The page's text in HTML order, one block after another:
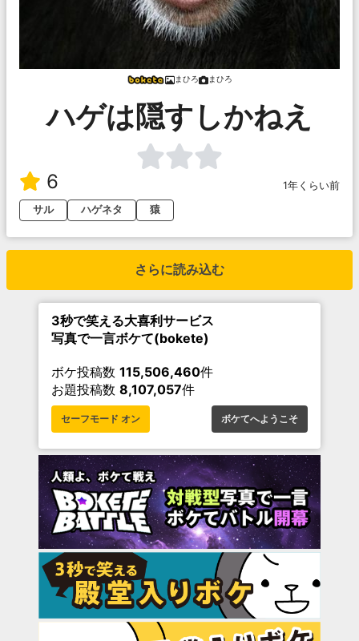
まひろ まひろ
ハゲは隠すしかねえ
6
1年くらい前
サル
ハゲネタ 猿
さらに読み込む
3秒で笑える大喜利サービス
写真で一言ボケて(bokete)
ボケ投稿数 115,506,460件
お題投稿数 8,107,057件
セーフモード オン ボケてへようこそ